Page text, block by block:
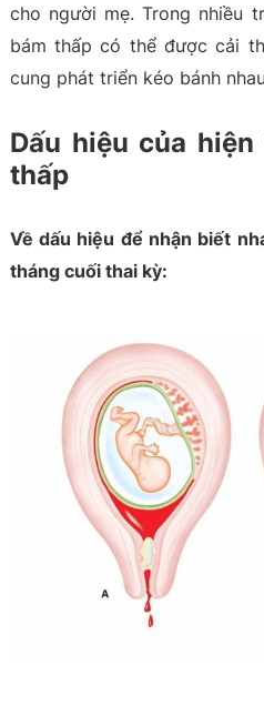
cho người mẹ. Trong nhiều
bám thấp có thể được cải
cung phát triển kéo bánh
Dấu hiệu của
thấp
Về dấu hiệu để nhận biết
tháng cuối thai kỳ: